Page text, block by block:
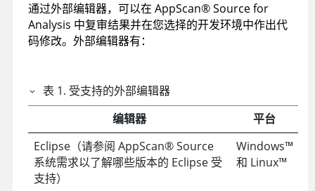
通过外部编辑器，可以在 AppScan®Source for
Analysis 中复审结果并在您选择的开发环境中作出代
码修改。外部编辑器有：
表 1. 受支持的外部编辑器
编辑器
平台
Eclipse（请参阅 AppScan®Source
系统需求以了解哪些版本的 Eclipse 受
支持）
Windows™
和 Linux™